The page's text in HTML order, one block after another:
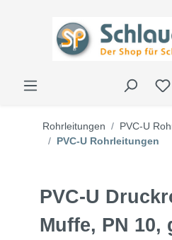
Rohrleitungen
PVC-U
PVC-U Rohrleitungen
PVC-U
Muffe, PN 10,